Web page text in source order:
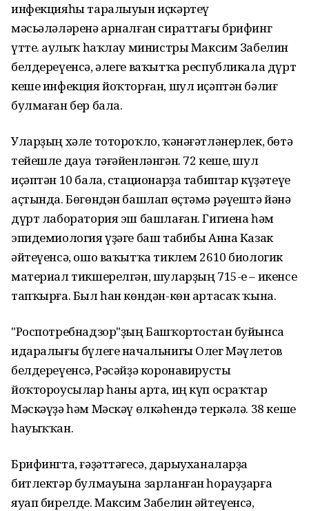
инфекцияһы таралыуын иҫкәртеү
мәсьәләләренә арналған сираттағы брифинг
үтте. Һаулыҡ һаҡлау министры Максим Забелин
белдереүенсә, әлеге ваҡытҡа республикала дүрт
кеше инфекция йоҡторған, шул иҫәптән бәлиғ
булмаған бер бала.
Уларҙың хәле тотороҡло, ҡәнәғәтләнерлек, бөтә
тейешле дауа тәғәйенләнгән. 72 кеше, шул
иҫәптән 10 бала, стационарҙа табиптар күҙәтеүе
аҫтында. Бөгөндән башлап өҫтәмә рәүештә йәнә
дүрт лаборатория эш башлаған. Гигиена һәм
эпидемиология үҙәге баш табибы Анна Казак
әйтеүенсә, ошо ваҡытҡа тиклем 2610 биологик
материал тикшерелгән, шуларҙың 715-е – икенсе
тапҡырға. Был һан көндән-көн артасаҡ ҡына.
"Роспотребнадзор"ҙың Башҡортостан буйынса
идаралығы бүлеге начальнигы Олег Мәүлетов
белдереүенсә, Рәсәйҙә коронавирусты
йоҡтороусылар һаны арта, иң күп осраҡтар
Мәскәүҙә һәм Мәскәү өлкәһендә теркәлә. 38 кеше
һауыҡҡан.
Брифингта, ғәҙәттәгесә, дарыуханаларҙа
битлектәр булмауына зарланған һорауҙарға
яуап бирелде. Максим Забелин әйтеүенсә,